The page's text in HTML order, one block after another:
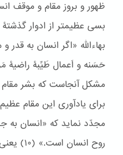
ظهور و بروز مقام و موقف
بسی عظیمتر از ادوار
بهاءالله «اگر انسان به
مشکل آنجاست که بشر
برای یادآوری این مقام
مجدّد نماید که «انسان به
روح